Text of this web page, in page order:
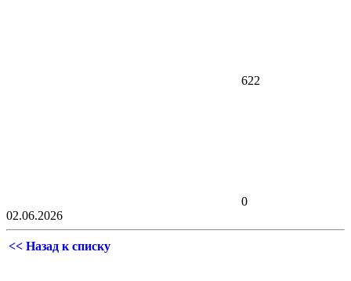
622
0
02.06.2026
<< Назад к списку